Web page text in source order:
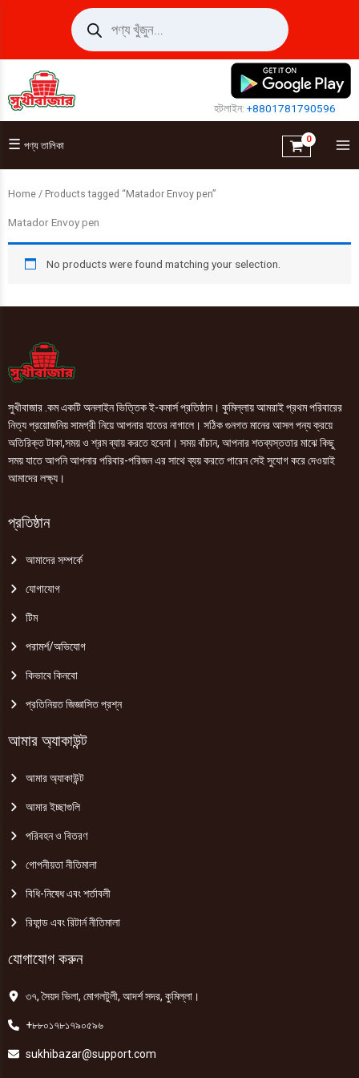
Products
search
হটলাইন:+8801781790596
☰ পণ্য তালিকা
Home / Products tagged “Matador Envoy pen”
Matador Envoy pen
No products were found matching your selection.
সুখীবাজার .কম একটি অনলাইন ভিত্তিক ই-কমার্স প্রতিষ্ঠান। কুমিল্লায় আমরাই প্রথম পরিবারের
নিত্য প্রয়োজনিয় সামগ্রী নিয়ে আপনার হাতের নাগালে। সঠিক গুনগত মানের আসল পন্য ক্রয়ে
অতিরিক্ত টাকা,সময় ও শ্রম ব্যায় করতে হবেনা। সময় বাঁচান, আপনার শতব্যস্ততার মাঝে কিছু
সময় যাতে আপনি আপনার পরিবার-পরিজন এর সাথে ব্যয় করতে পারেন সেই সুযোগ করে দেওয়াই
আমাদের লক্ষ্য।
প্রতিষ্ঠান
আমাদের সম্পর্কে
যোগাযোগ
টিম
পরামর্শ/অভিযোগ
কিভাবে কিনবো
প্রতিনিয়ত জিজ্ঞাসিত প্রশ্ন
আমার অ্যাকাউন্ট
আমার অ্যাকাউন্ট
আমার ইচ্ছাগুলি
পরিবহন ও বিতরণ
গোপনীয়তা নীতিমালা
বিধি-নিষেধ এবং শর্তাবলী
রিফান্ড এবং রিটার্ন নীতিমালা
যোগাযোগ করুন
৩৭, সৈয়দ ভিলা, মোগলটুলী, আদর্শ সদর, কুমিল্লা।
+৮৮০১৭৮১৭৯০৫৯৬
sukhibazar@support.com